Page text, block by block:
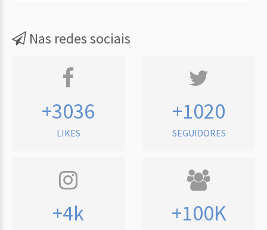
Nas redes sociais
+3036
LIKES
+1020
SEGUIDORES
+4k +100K